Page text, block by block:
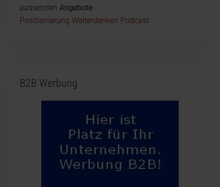
passenden Angebote
Positionierung Weiterdenken Podcast
B2B Werbung